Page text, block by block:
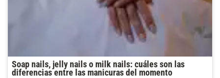
Soap nails, jelly nails o milk nails: cuáles son las
diferencias entre las manicuras del momento